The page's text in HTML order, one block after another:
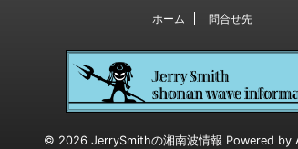
ホーム 問合せ先
© 2026 JerrySmithの湘南波情報 Powered by